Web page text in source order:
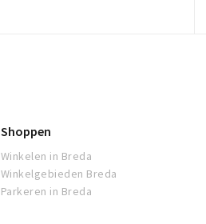
Shoppen
Winkelen in Breda
Winkelgebieden Breda
Parkeren in Breda